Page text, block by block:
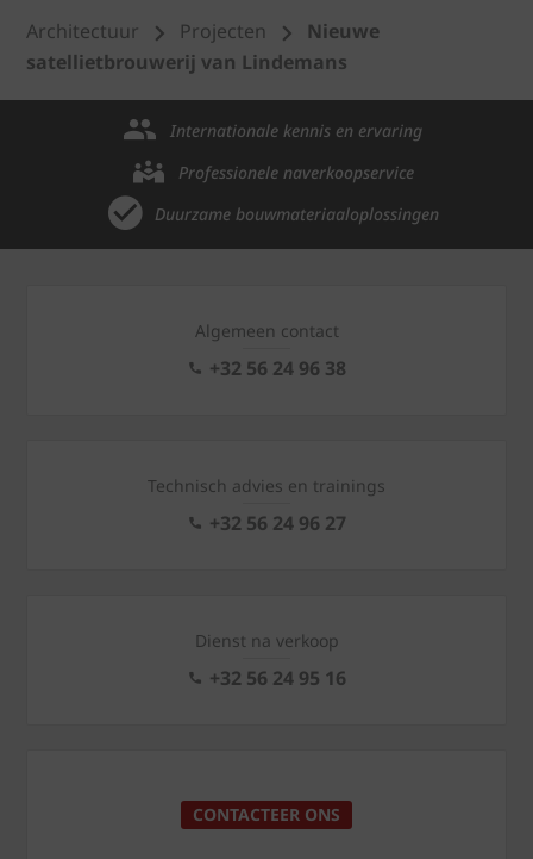
Architectuur Projecten
Nieuwe
satellietbrouwerij van Lindemans
Internationale kennis en ervaring
Professionele naverkoopservice
Duurzame bouwmateriaaloplossingen
Algemeen contact
+32 56 24 96 38
Technisch advies en trainings
+32 56 24 96 27
Dienst na verkoop
+32 56 24 95 16
CONTACTEER ONS